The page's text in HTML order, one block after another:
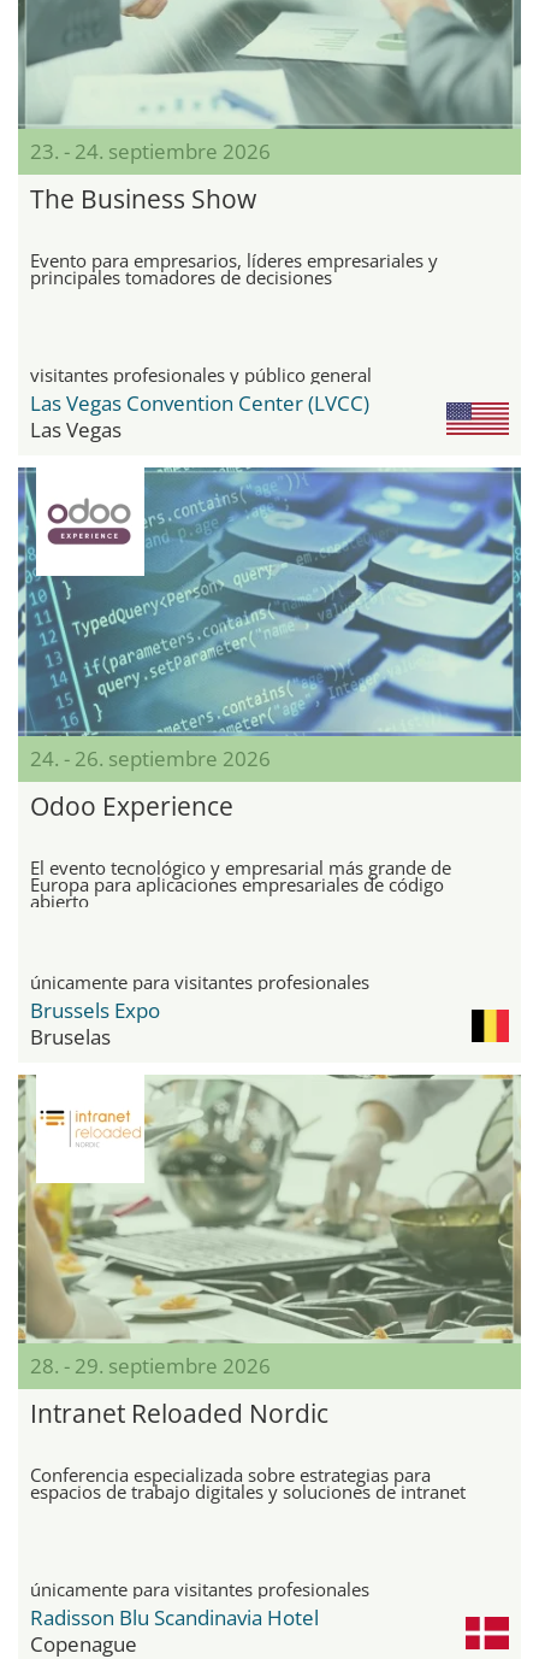
23. - 24. septiembre 2026
The Business Show
Evento para empresarios, líderes empresariales y
principales tomadores de decisiones
visitantes profesionales y público general
Las Vegas Convention Center (LVCC)
Las Vegas
24. - 26. septiembre 2026
Odoo Experience
El evento tecnológico y empresarial más grande de
Europa para aplicaciones empresariales de código
abierto
únicamente para visitantes profesionales
Brussels Expo
Bruselas
28. - 29. septiembre 2026
Intranet Reloaded Nordic
Conferencia especializada sobre estrategias para
espacios de trabajo digitales y soluciones de intranet
únicamente para visitantes profesionales
Radisson Blu Scandinavia Hotel
Copenague